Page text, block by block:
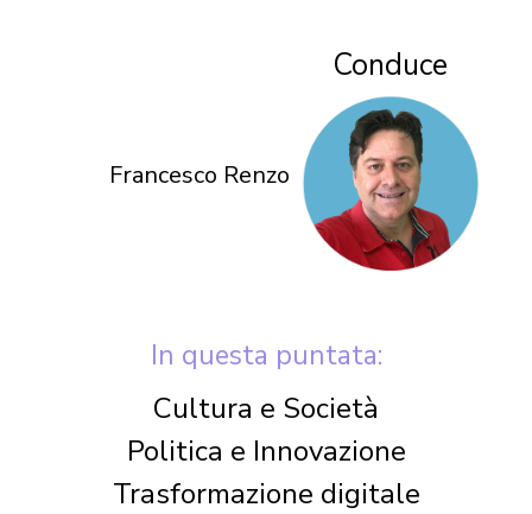
Conduce
Francesco Renzo
In questa puntata:
Cultura e Società
Politica e Innovazione
Trasformazione digitale